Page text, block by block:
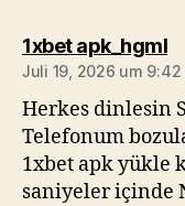
1xbet apk_hgml
Juli 19, 2026 um 9:42
Herkes dinlesin
Telefonum
1xbet apk yükle
saniyeler içinde